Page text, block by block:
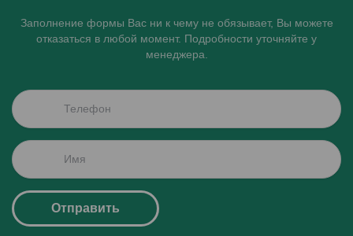
Заполнение формы Вас ни к чему не обязывает, Вы можете
отказаться в любой момент. Подробности уточняйте у
менеджера.
Отправить